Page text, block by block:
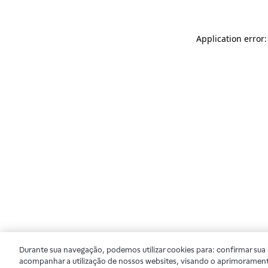
Application
Durante sua navegação, podemos utilizar cookies para: confirmar
acompanhar a utilização de nossos websites, visando o